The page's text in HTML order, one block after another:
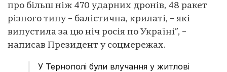
про більш ніж 470 ударних дронів, 48 ракет
різного типу – балістична, крилаті, – які
випустила за цю ніч росія по Україні”, –
написав Президент у соцмережах.
У Тернополі були влучання у житлові